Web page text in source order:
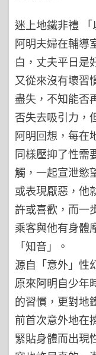
迷上地鐵非禮
阿明夫婦在輔導
白，丈夫平日是
又從來沒有壞習
盡失，不知能否
否失去吸引力，
阿明回想，每在
同樣壓抑了性需
觸，一起宣泄慾
或表現厭惡，他
許或喜歡，而一
乘客與他有身體
「知音」。
源自「意外」性
原來阿明自少年
的習慣，更對地
前首次意外地在
緊貼身體而出現